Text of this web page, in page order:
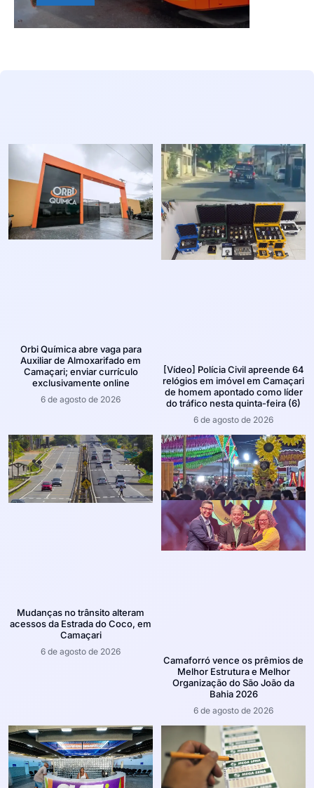
Orbi Química abre vaga para
Auxiliar de Almoxarifado em
Camaçari; enviar currículo
exclusivamente online
6 de agosto de 2026
[Vídeo] Polícia Civil apreende 64
relógios em imóvel em Camaçari
de homem apontado como líder
do tráfico nesta quinta-feira (6)
6 de agosto de 2026
Mudanças no trânsito alteram
acessos da Estrada do Coco, em
Camaçari
6 de agosto de 2026
Camaforró vence os prêmios de
Melhor Estrutura e Melhor
Organização do São João da
Bahia 2026
6 de agosto de 2026